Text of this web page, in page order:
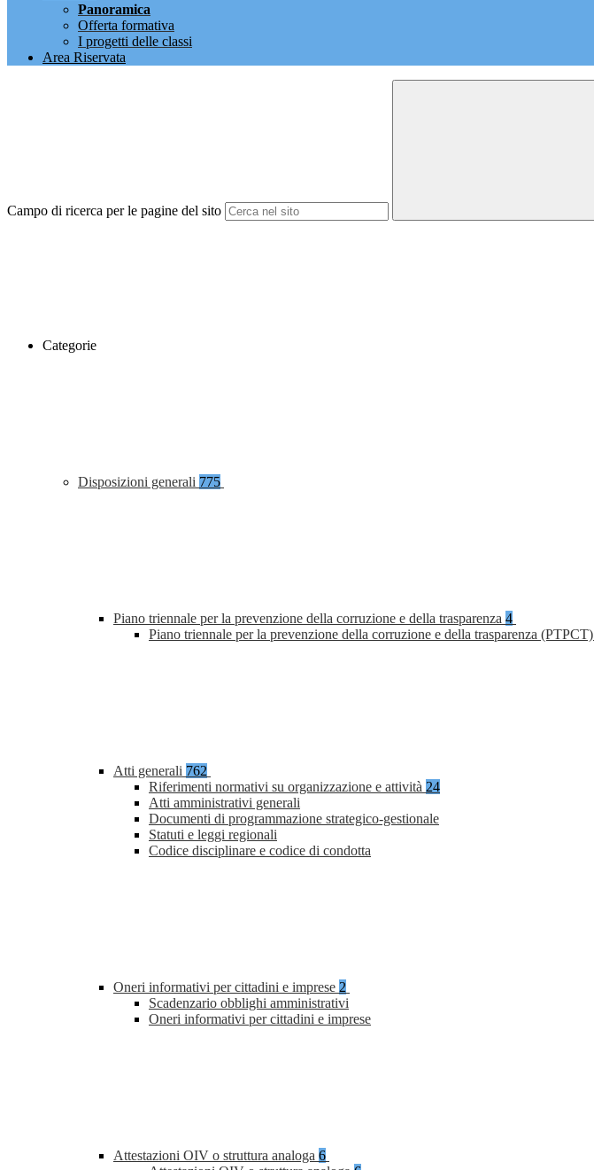
Panoramica
Offerta formativa
I progetti delle classi
Area Riservata
Campo di ricerca per le pagine del sito
Categorie
Disposizioni generali 775
Piano triennale per la prevenzione della corruzione e della trasparenza 4
Piano triennale per la prevenzione della corruzione e della trasparenza (PTPCT)
Atti generali 762
Riferimenti normativi su organizzazione e attività 24
Atti amministrativi generali
Documenti di programmazione strategico-gestionale
Statuti e leggi regionali
Codice disciplinare e codice di condotta
Oneri informativi per cittadini e imprese 2
Scadenzario obblighi amministrativi
Oneri informativi per cittadini e imprese
Attestazioni OIV o struttura analoga 6